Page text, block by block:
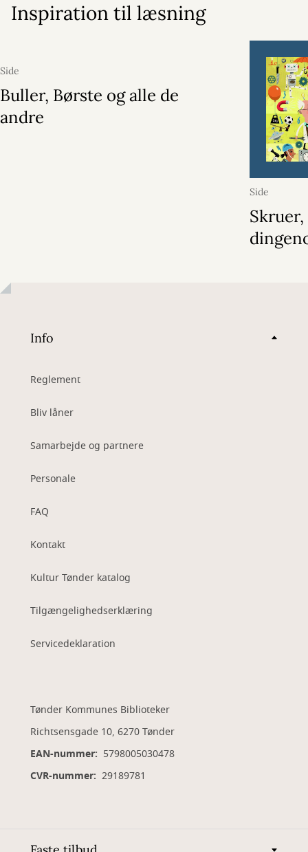
Inspiration til læsning
Side
Buller, Børste og alle de
andre
Side
Info
Reglement
Bliv låner
Samarbejde og partnere
Personale
FAQ
Kontakt
Kultur Tønder katalog
Tilgængelighedserklæring
Servicedeklaration
Tønder Kommunes Biblioteker
Richtsensgade 10, 6270 Tønder
EAN-nummer: 5798005030478
CVR-nummer: 29189781